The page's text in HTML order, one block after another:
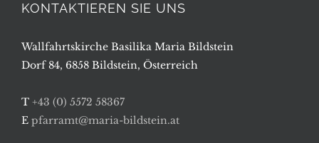
KONTAKTIEREN SIE UNS
Wallfahrtskirche Basilika Maria Bildstein
Dorf 84, 6858 Bildstein, Österreich
T +43 (0) 5572 58367
E pfarramt@maria-bildstein.at